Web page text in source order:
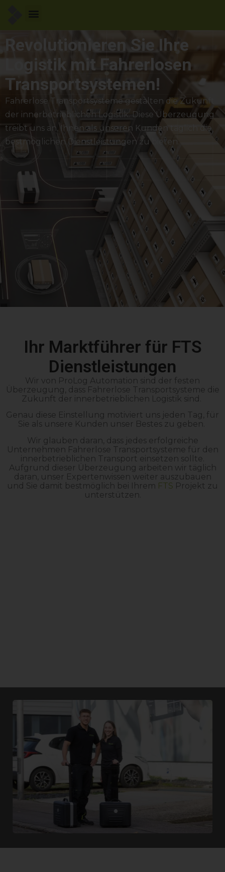
Revolutionieren Sie Ihre
Logistik mit Fahrerlosen
Transportsystemen!
Fahrerlose Transportsysteme gestalten die Zukunft
der innerbetrieblichen Logistik. Diese Überzeugung
treibt uns an, Ihnen als unseren Kunden täglich die
bestmöglichen Dienstleistungen zu bieten.
Ihr Marktführer für FTS
Dienstleistungen
Wir von ProLog Automation sind der festen
Überzeugung, dass Fahrerlose Transportsysteme die
Zukunft der innerbetrieblichen Logistik sind.
Genau diese Einstellung motiviert uns jeden Tag, für
Sie als unsere Kunden unser Bestes zu geben.
Wir glauben daran, dass jedes erfolgreiche
Unternehmen Fahrerlose Transportsysteme für den
innerbetrieblichen Transport einsetzen sollte.
Aufgrund dieser Überzeugung arbeiten wir täglich
daran, unser Expertenwissen weiter auszubauen
und Sie damit bestmöglich bei Ihrem FTS Projekt zu
unterstützen.